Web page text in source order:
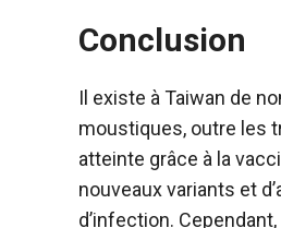
Conclusion
Il existe à Taiwan de
moustiques, outre les
atteinte grâce à la
nouveaux variants et
d’infection.